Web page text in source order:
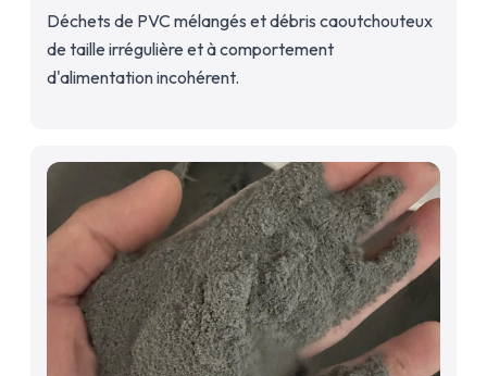
Déchets de PVC mélangés et débris caoutchouteux
de taille irrégulière et à comportement
d'alimentation incohérent.